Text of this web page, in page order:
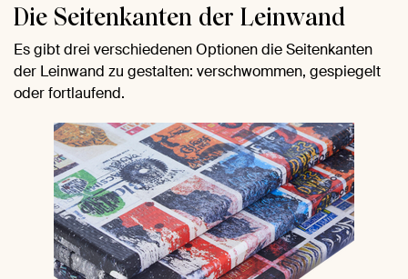
Die Seitenkanten der Leinwand
Es gibt drei verschiedenen Optionen die Seitenkanten
der Leinwand zu gestalten: verschwommen, gespiegelt
oder fortlaufend.